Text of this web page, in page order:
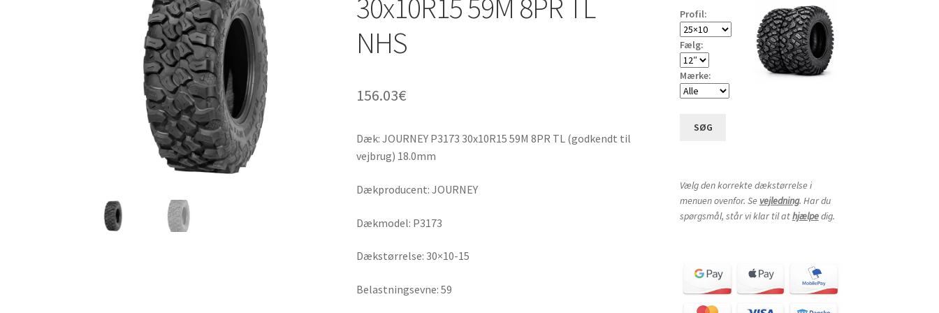
30x10R15 59M 8PR TL
NHS
156.03€
Dæk: JOURNEY P3173 30x10R15 59M 8PR TL (godkendt til
vejbrug) 18.0mm
Dækproducent: JOURNEY
Dækmodel: P3173
Dækstørrelse: 30×10-15
Belastningsevne: 59
Profil:
Fælg:
Mærke:
SØG
Vælg den korrekte dækstørrelse i
menuen ovenfor. Se vejledning. Har du
spørgsmål, står vi klar til athjælpedig.